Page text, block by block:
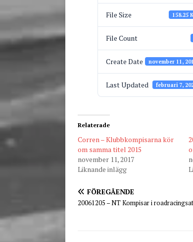
File Size 158.25
File Count
Create Date november 11,
Last Updated februari 7,
Relaterade
Corren – Klubbkompisarna kör
om samma titel 2015
november 11, 2017
Liknande inlägg
FÖREGÅENDE
20061205 – NT Kompisar i